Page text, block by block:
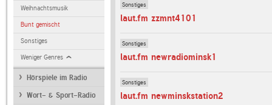
Weihnachtsmusik
Bunt gemischt
Sonstiges
Weniger Genres
Hörspiele im Radio
Wort- & Sport-Radio
Sonstiges
laut.fm zzmnt4101
Sonstiges
laut.fm newradiominsk1
Sonstiges
laut.fm newminskstation2